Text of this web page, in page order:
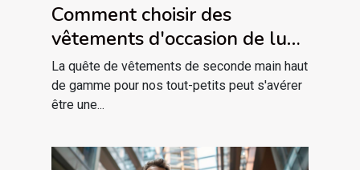
Comment choisir des
vêtements d'occasion de luxe
pour bébé
La quête de vêtements de seconde main haut
de gamme pour nos tout-petits peut s'avérer
être une...